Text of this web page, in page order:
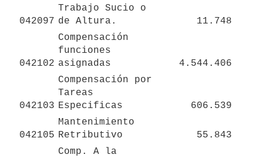
042097
Trabajo Sucio o
de Altura.
11.748
042102
Compensación
funciones
asignadas
4.544.406
042103
Compensación por
Tareas
Especificas
606.539
042105
Mantenimiento
Retributivo
55.843
Comp. A la